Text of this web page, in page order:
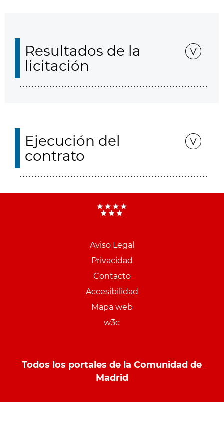
Resultados de la
licitación
Ejecución del
contrato
Aviso Legal
Privacidad
Contacto
Accesibilidad
Mapa web
w3c
Todos los portales de la Comunidad de
Madrid